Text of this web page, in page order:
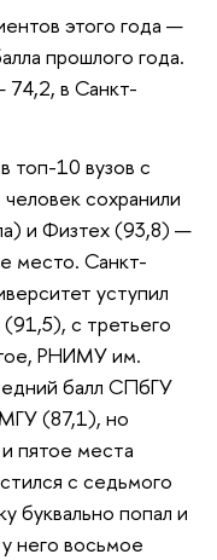
этого года —
прошлого года.
74,2, в Санкт-
топ-10 вузов с
сохранили
и Физтех (93,8) —
место. Санкт-
уступил
с третьего
РНИМУ им.
балл СПбГУ
(87,1), но
пятое места
с седьмого
буквально попал и
него восьмое